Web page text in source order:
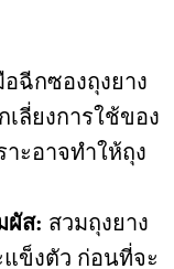
ฉีกซองถุงยาง
ลี่ยงการใช้ของ
ะอาจทำให้ถุง
ผัส: สวมถุงยาง
ข็งตัว ก่อนที่จะ